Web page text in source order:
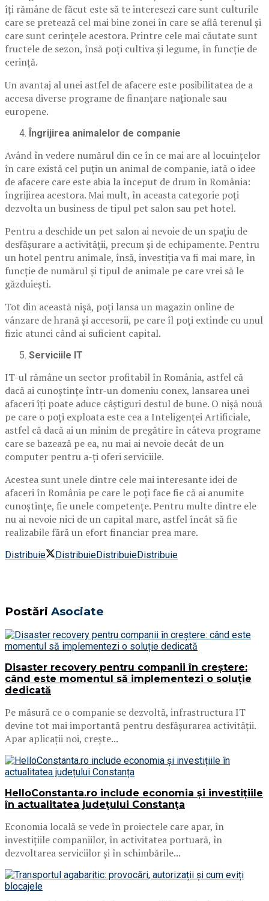
îți rămâne de făcut este să te interesezi care sunt culturile
care se pretează cel mai bine zonei în care se află terenul și
care sunt cerințele acestora. Printre cele mai căutate sunt
fructele de sezon, însă poți cultiva și legume, în funcție de
cerință.
Un avantaj al unei astfel de afacere este posibilitatea de a
accesa diverse programe de finanțare naționale sau
europene.
Îngrijirea animalelor de companie
Având în vedere numărul din ce în ce mai are al locuințelor
în care există cel puțin un animal de companie, iată o idee
de afacere care este abia la început de drum în România:
îngrijirea acestora. Mai mult, în aceasta categorie poți
dezvolta un business de tipul pet salon sau pet hotel.
Pentru a deschide un pet salon ai nevoie de un spațiu de
desfășurare a activității, precum și de echipamente. Pentru
un hotel pentru animale, însă, investiția va fi mai mare, în
funcție de numărul și tipul de animale pe care vrei să le
găzduiești.
Tot din această nișă, poți lansa un magazin online de
vânzare de hrană și accesorii, pe care îl poți extinde cu unul
fizic atunci când ai suficient capital.
Serviciile IT
IT-ul rămâne un sector profitabil în România, astfel că
dacă ai cunoștințe într-un domeniu conex, lansarea unei
afaceri îți poate aduce câștiguri destul de bune. O nișă nouă
pe care o poți exploata este cea a Inteligenței Artificiale,
astfel că dacă ai un minim de pregătire în câteva programe
care se bazează pe ea, nu mai ai nevoie decât de un
computer pentru a-ți oferi serviciile.
Acestea sunt unele dintre cele mai interesante idei de
afaceri în România pe care le poți face fie că ai anumite
cunoștințe, fie unele competențe. Pentru multe dintre ele
nu ai nevoie nici de un capital mare, astfel încât să fie
realizabile fără un efort financiar prea mare.
Distribuie DistribuieDistribuieDistribuie
Postări Asociate
Disaster recovery pentru companii în creștere:
când este momentul să implementezi o soluție
dedicată
Pe măsură ce o companie se dezvoltă, infrastructura IT
devine tot mai importantă pentru desfășurarea activității.
Apar aplicații noi, crește...
HelloConstanta.ro include economia și investițiile
în actualitatea județului Constanța
Economia locală se vede în proiectele care apar, în
investițiile companiilor, în activitatea portuară, în
dezvoltarea serviciilor și în schimbările...